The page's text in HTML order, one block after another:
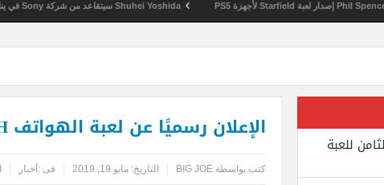
Shuhei Yoshida سيتقاعد من شركة Sony في يناير المقبل
الإعلان رسميًا عن لعبة الهواتف MINECRAFT EARTH
كتب بواسطة BIG JOE التاريخ: مايو 19, 2019 فى : أخبار
للعبة